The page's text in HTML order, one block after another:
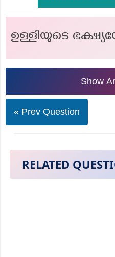
ഉള്ളിയുടെ
Show
« Prev Question
RELATED